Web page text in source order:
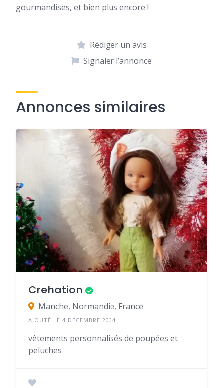
gourmandises, et bien plus encore !
Rédiger un avis
Signaler l’annonce
Annonces similaires
Crehation
Manche, Normandie, France
AJOUTÉ LE 4 DÉCEMBRE 2024
vêtements personnalisés de poupées et
peluches